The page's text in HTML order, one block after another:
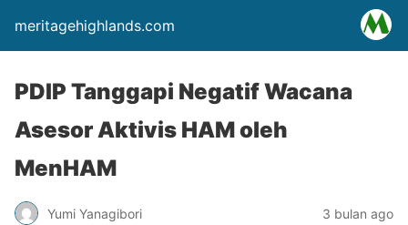
meritagehighlands.com
PDIP Tanggapi Negatif Wacana
Asesor Aktivis HAM oleh
MenHAM
Yumi Yanagibori 3 bulan ago